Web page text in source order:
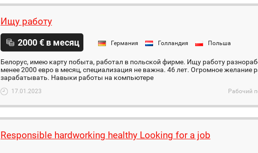
Ищу работу
2000 € в месяц Германия Голландия Польша
Белорус, имею карту побыта, работал в польской фирме. Ищу работу
менее 2000 евро в месяц, специализация не важна. 46 лет. Огромное желание
зарабатывать. Навыки работы на компьютере
17.01.2023 Рабочий
Responsible hardworking healthy Looking for a job